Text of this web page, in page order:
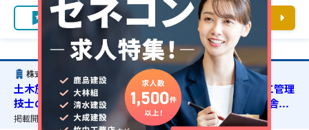
お気に入り 求人詳細を見る
株式会社きんでん
土木施工管理・茨城県高萩市・道路新築工事・1級土木施工管理
技士の資格必須・2級舗装施工管理技術者の資格必須・宿舎の
準備可能
掲載開始日： 2026/06/09 掲載終了予定日：2027/05/01